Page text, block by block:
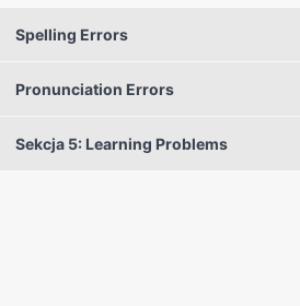
Spelling Errors
Pronunciation Errors
Sekcja 5: Learning Problems